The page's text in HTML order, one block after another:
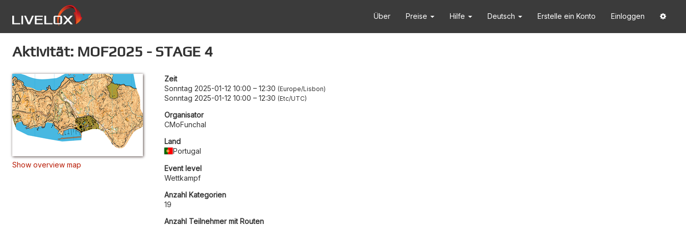
Über Preise Hilfe Deutsch Erstelle ein Konto Einloggen
Aktivität: MOF2025 - STAGE 4
Show overview map
Zeit
Sonntag 2025-01-12 10:00 – 12:30 Europe/Lisbon
Sonntag 2025-01-12 10:00 – 12:30 Etc/UTC
Organisator
CMoFunchal
Land
Portugal
Event level
Wettkampf
Anzahl Kategorien
19
Anzahl Teilnehmer mit Routen